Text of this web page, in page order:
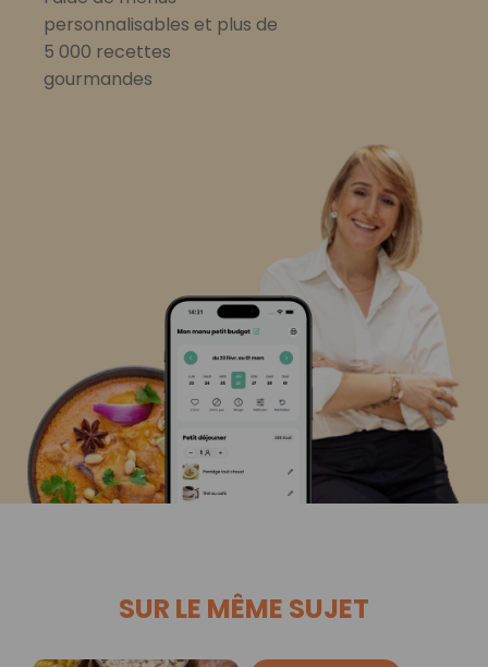
personnalisables et plus de
5 000 recettes
gourmandes
SUR LE MÊME SUJET